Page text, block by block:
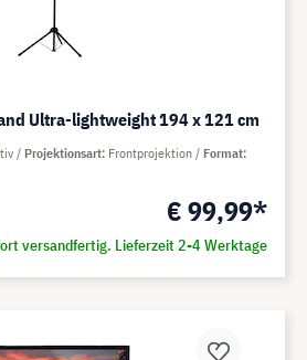
Ultra-lightweight 194 x 121 cm
€ 99,99*
versandfertig. Lieferzeit 2-4 Werktage
Projektionsart Frontprojektion
Format